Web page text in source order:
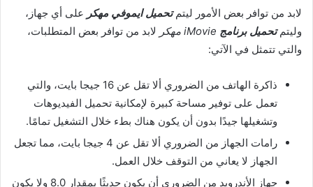
لابد من توافر بعض الأمور ليتمتحميل ايموفي مهكر على أي جهاز،
وليتمتحميل برنامج
لابد من توافر بعض المتطلبات،
والتي تتمثل في الآتي:
ذاكرة الهاتف من الضروري ألا تقل عن 16 جيجا بايت، والتي
تعمل على توفير مساحة كبيرة لإمكانية تحميل الفيديوهات
وتشغيلها جيدًا بدون أن يكون هناك بطء خلال التشغيل تمامًا.
رامات الجهاز من الضروري ألا تقل عن 4 جيجا بايت، مما تجعل
الجهاز لا يعاني من التوقف خلال العمل.
جهاز الأندرويد من الضروري أن يكون حديثًا بمقدار 8.0 ولا يكون